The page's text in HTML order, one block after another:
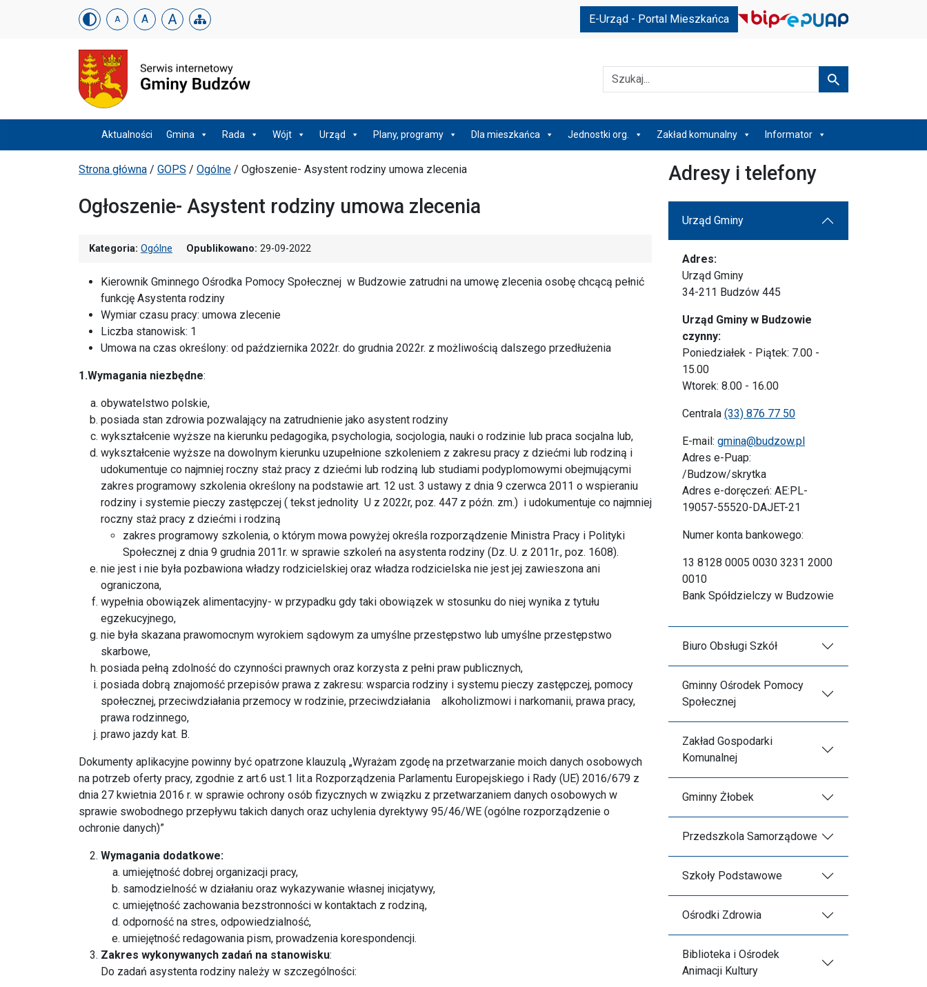
Urząd Gminy w Budzowie
Skip menu A A A E-Urząd - Portal Mieszkańca
Szukaj Szukaj
Menu główneAktualności Gmina Rada Wójt Urząd Plany, programy Dla mieszkańca Jednostki org. Zakład komunalny Informator
Ścieżka powrotu
Strona główna / GOPS / Ogólne / Ogłoszenie- Asystent rodziny umowa zlecenia
Ogłoszenie- Asystent rodziny umowa zlecenia
Kategoria: Ogólne Opublikowano: 29-09-2022
Kierownik Gminnego Ośrodka Pomocy Społecznej w Budzowie zatrudni na umowę zlecenia osobę chcącą pełnić
funkcję Asystenta rodziny
Wymiar czasu pracy: umowa zlecenie
Liczba stanowisk: 1
Umowa na czas określony: od października 2022r. do grudnia 2022r. z możliwością dalszego przedłużenia
1.Wymagania niezbędne:
obywatelstwo polskie,
posiada stan zdrowia pozwalający na zatrudnienie jako asystent rodziny
wykształcenie wyższe na kierunku pedagogika, psychologia, socjologia, nauki o rodzinie lub praca socjalna lub,
wykształcenie wyższe na dowolnym kierunku uzupełnione szkoleniem z zakresu pracy z dziećmi lub rodziną i
udokumentuje co najmniej roczny staż pracy z dziećmi lub rodziną lub studiami podyplomowymi obejmującymi
zakres programowy szkolenia określony na podstawie art. 12 ust. 3 ustawy z dnia 9 czerwca 2011 o wspieraniu
rodziny i systemie pieczy zastępczej ( tekst jednolity U z 2022r, poz. 447 z późn. zm.) i udokumentuje co najmniej
roczny staż pracy z dziećmi i rodziną
zakres programowy szkolenia, o którym mowa powyżej określa rozporządzenie Ministra Pracy i Polityki
Społecznej z dnia 9 grudnia 2011r. w sprawie szkoleń na asystenta rodziny (Dz. U. z 2011r., poz. 1608).
nie jest i nie była pozbawiona władzy rodzicielskiej oraz władza rodzicielska nie jest jej zawieszona ani
ograniczona,
wypełnia obowiązek alimentacyjny- w przypadku gdy taki obowiązek w stosunku do niej wynika z tytułu
egzekucyjnego,
nie była skazana prawomocnym wyrokiem sądowym za umyślne przestępstwo lub umyślne przestępstwo
skarbowe,
posiada pełną zdolność do czynności prawnych oraz korzysta z pełni praw publicznych,
posiada dobrą znajomość przepisów prawa z zakresu: wsparcia rodziny i systemu pieczy zastępczej, pomocy
społecznej, przeciwdziałania przemocy w rodzinie, przeciwdziałania alkoholizmowi i narkomanii, prawa pracy,
prawa rodzinnego,
prawo jazdy kat. B.
Dokumenty aplikacyjne powinny być opatrzone klauzulą „Wyrażam zgodę na przetwarzanie moich danych osobowych
na potrzeb oferty pracy, zgodnie z art.6 ust.1 lit.a Rozporządzenia Parlamentu Europejskiego i Rady (UE) 2016/679 z
dnia 27 kwietnia 2016 r. w sprawie ochrony osób fizycznych w związku z przetwarzaniem danych osobowych w
sprawie swobodnego przepływu takich danych oraz uchylenia dyrektywy 95/46/WE (ogólne rozporządzenie o
ochronie danych)”
Wymagania dodatkowe:
umiejętność dobrej organizacji pracy,
samodzielność w działaniu oraz wykazywanie własnej inicjatywy,
umiejętność zachowania bezstronności w kontaktach z rodziną,
odporność na stres, odpowiedzialność,
umiejętność redagowania pism, prowadzenia korespondencji.
Zakres wykonywanych zadań na stanowisku:
Do zadań asystenta rodziny należy w szczególności:
Adresy i telefony
Urząd Gminy
Adres:
Urząd Gminy
34-211 Budzów 445
Urząd Gminy w Budzowie
czynny:
Poniedziałek - Piątek: 7.00 -
15.00
Wtorek: 8.00 - 16.00
Centrala (33) 876 77 50
E-mail: gmina@budzow.pl
Adres e-Puap:
/Budzow/skrytka
Adres e-doręczeń: AE:PL-
19057-55520-DAJET-21
Numer konta bankowego:
13 8128 0005 0030 3231 2000
0010
Bank Spółdzielczy w Budzowie
Biuro Obsługi Szkół
Gminny Ośrodek Pomocy
Społecznej
Zakład Gospodarki
Komunalnej
Gminny Żłobek
Przedszkola Samorządowe
Szkoły Podstawowe
Ośrodki Zdrowia
Biblioteka i Ośrodek
Animacji Kultury